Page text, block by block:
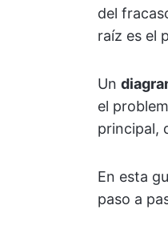
del
raíz es el
Un
el
principal,
En esta
paso a